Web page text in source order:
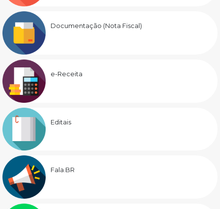
Documentação (Nota Fiscal)
e-Receita
Editais
Fala.BR